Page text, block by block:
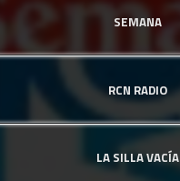
SEMANA
RCN RADIO
LA SILLA VACÍA